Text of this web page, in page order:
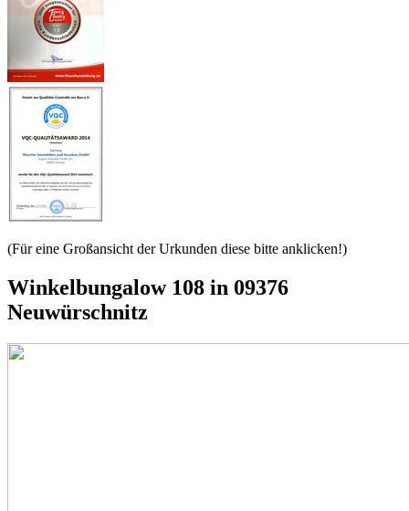
(Für eine Großansicht der Urkunden diese bitte anklicken!)
Winkelbungalow 108 in 09376
Neuwürschnitz